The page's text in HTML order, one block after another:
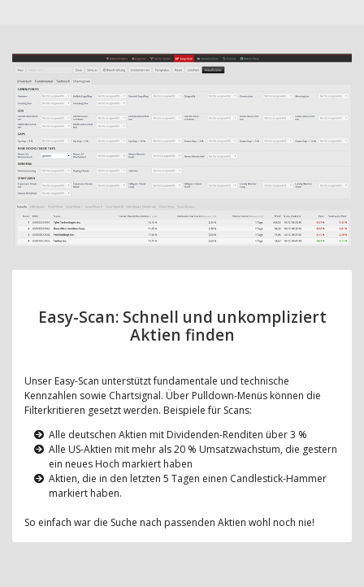
Easy-Scan: Schnell und unkompliziert
Aktien finden
Unser Easy-Scan unterstützt fundamentale und technische
Kennzahlen sowie Chartsignal. Über Pulldown-Menüs können die
Filterkritieren gesetzt werden. Beispiele für Scans:
Alle deutschen Aktien mit Dividenden-Renditen über 3 %
Alle US-Aktien mit mehr als 20 % Umsatzwachstum, die gestern
ein neues Hoch markiert haben
Aktien, die in den letzten 5 Tagen einen Candlestick-Hammer
markiert haben.
So einfach war die Suche nach passenden Aktien wohl noch nie!